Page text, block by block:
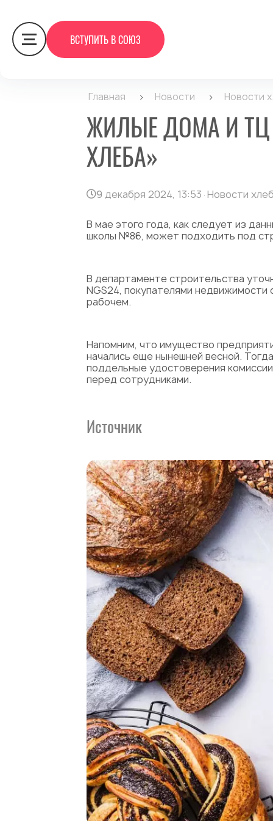
ВСТУПИТЬ В СОЮЗ
Главная > Новости > Новости
ЖИЛЫЕ ДОМА И ТЦ
ХЛЕБА»
9 декабря 2024, 13:53 ·Новости
В мае этого года, как следует из
школы №86, может подходить под
В департаменте строительства
NGS24, покупателями
рабочем.
Напомним, что имущество
начались еще нынешней весной.
поддельные удостоверения
перед сотрудниками.
Источник